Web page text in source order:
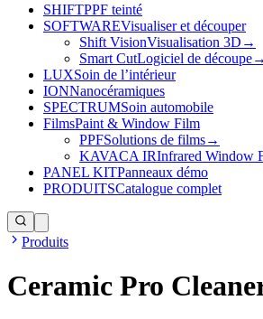
SHIFTPPF teinté
SOFTWAREVisualiser et découper
Shift VisionVisualisation 3D →
Smart CutLogiciel de découpe→
LUXSoin de l’intérieur
IONNanocéramiques
SPECTRUMSoin automobile
FilmsPaint & Window Film
PPFSolutions de films→
KAVACA IRInfrared Window
PANEL KITPanneaux démo
PRODUITSCatalogue complet
Produits
Ceramic Pro